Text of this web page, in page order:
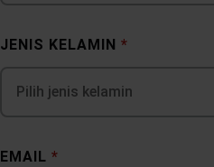
JENIS KELAMIN *
Pilih jenis kelamin
EMAIL *